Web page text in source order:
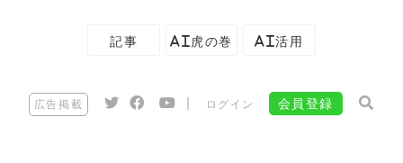
記事 AI虎の巻 AI活用
広告掲載 ログイン 会員登録